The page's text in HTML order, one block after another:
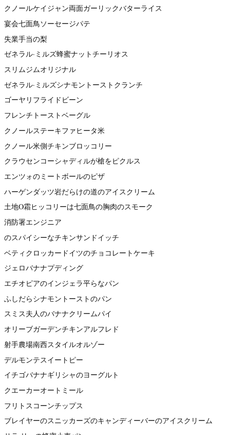
クノールケイジャン両面ガーリックバターライス
宴会七面鳥ソーセージパテ
失業手当の梨
ゼネラル·ミルズ蜂蜜ナットチーリオス
スリムジムオリジナル
ゼネラル·ミルズシナモントーストクランチ
ゴーヤリフライドビーン
フレンチトーストベーグル
クノールステーキファヒータ米
クノール米側チキンブロッコリー
クラウセンコーシャディルが槍をピクルス
エンツォのミートボールのピザ
ハーゲンダッツ岩だらけの道のアイスクリーム
土地O霜ヒッコリーは七面鳥の胸肉のスモーク
消防署エンジニア
のスパイシーなチキンサンドイッチ
ベティクロッカードイツのチョコレートケーキ
ジェロバナナプディング
エチオピアのインジェラ平らなパン
ふしだらシナモントーストのパン
スミス夫人のバナナクリームパイ
オリーブガーデンチキンアルフレド
射手農場南西スタイルオルゾー
デルモンテスイートピー
イチゴバナナギリシャのヨーグルト
クエーカーオートミール
フリトスコーンチップス
ブレイヤーのスニッカーズのキャンディーバーのアイスクリーム